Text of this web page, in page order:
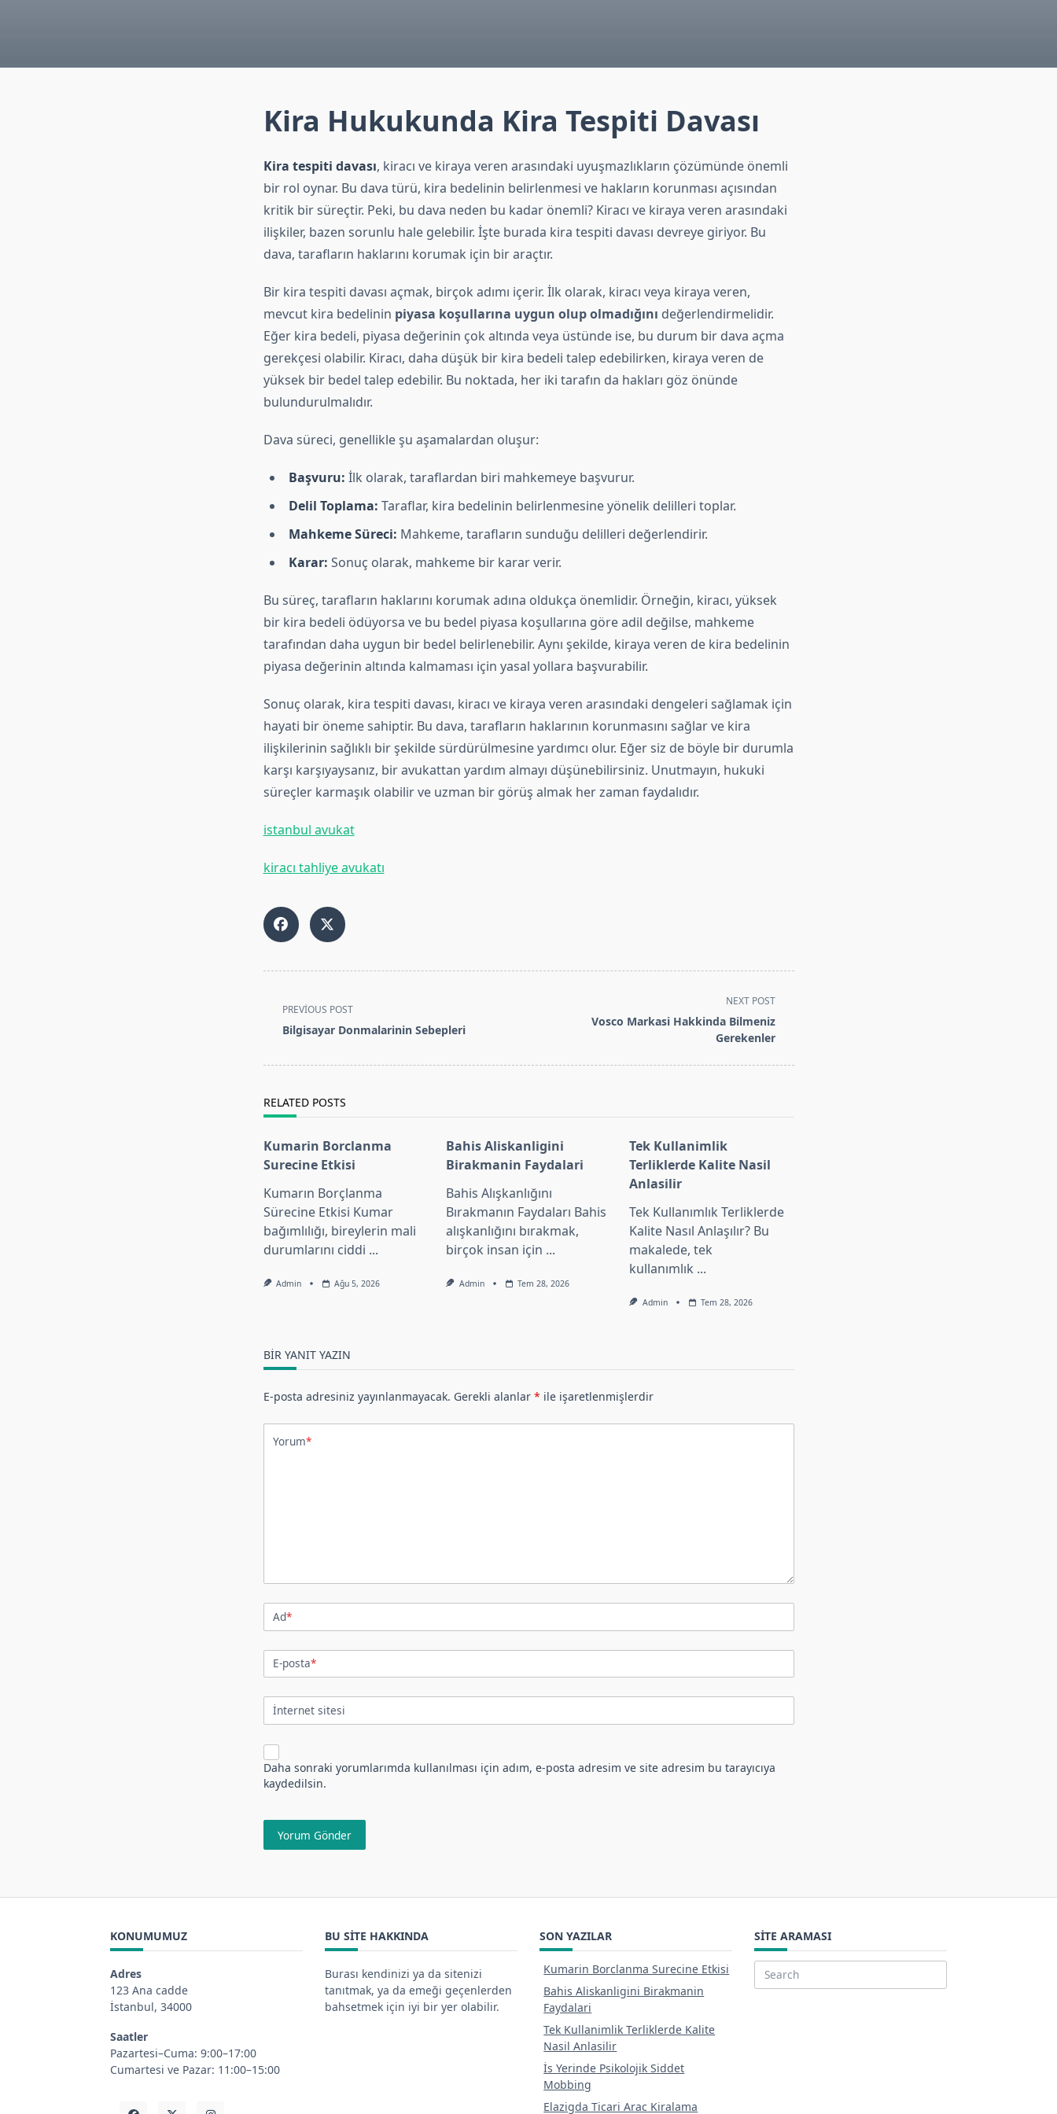
Kira Hukukunda Kira Tespiti Davası
Kira tespiti davası, kiracı ve kiraya veren arasındaki uyuşmazlıkların çözümünde önemli
bir rol oynar. Bu dava türü, kira bedelinin belirlenmesi ve hakların korunması açısından
kritik bir süreçtir. Peki, bu dava neden bu kadar önemli? Kiracı ve kiraya veren arasındaki
ilişkiler, bazen sorunlu hale gelebilir. İşte burada kira tespiti davası devreye giriyor. Bu
dava, tarafların haklarını korumak için bir araçtır.
Bir kira tespiti davası açmak, birçok adımı içerir. İlk olarak, kiracı veya kiraya veren,
mevcut kira bedelinin piyasa koşullarına uygun olup olmadığını değerlendirmelidir.
Eğer kira bedeli, piyasa değerinin çok altında veya üstünde ise, bu durum bir dava açma
gerekçesi olabilir. Kiracı, daha düşük bir kira bedeli talep edebilirken, kiraya veren de
yüksek bir bedel talep edebilir. Bu noktada, her iki tarafın da hakları göz önünde
bulundurulmalıdır.
Dava süreci, genellikle şu aşamalardan oluşur:
Başvuru: İlk olarak, taraflardan biri mahkemeye başvurur.
Delil Toplama: Taraflar, kira bedelinin belirlenmesine yönelik delilleri toplar.
Mahkeme Süreci: Mahkeme, tarafların sunduğu delilleri değerlendirir.
Karar: Sonuç olarak, mahkeme bir karar verir.
Bu süreç, tarafların haklarını korumak adına oldukça önemlidir. Örneğin, kiracı, yüksek
bir kira bedeli ödüyorsa ve bu bedel piyasa koşullarına göre adil değilse, mahkeme
tarafından daha uygun bir bedel belirlenebilir. Aynı şekilde, kiraya veren de kira bedelinin
piyasa değerinin altında kalmaması için yasal yollara başvurabilir.
Sonuç olarak, kira tespiti davası, kiracı ve kiraya veren arasındaki dengeleri sağlamak için
hayati bir öneme sahiptir. Bu dava, tarafların haklarının korunmasını sağlar ve kira
ilişkilerinin sağlıklı bir şekilde sürdürülmesine yardımcı olur. Eğer siz de böyle bir durumla
karşı karşıyaysanız, bir avukattan yardım almayı düşünebilirsiniz. Unutmayın, hukuki
süreçler karmaşık olabilir ve uzman bir görüş almak her zaman faydalıdır.
istanbul avukat
kiracı tahliye avukatı
class="nav-
subtitle
PREVIOUS POST
Bilgisayar Donmalarinin Sebepleri
NEXT POST
Vosco Markasi Hakkinda Bilmeniz
Gerekenler
RELATED POSTS
Kumarin Borclanma
Surecine Etkisi
Kumarın Borçlanma
Sürecine Etkisi Kumar
bağımlılığı, bireylerin mali
durumlarını ciddi ...
Admin Ağu 5, 2026
Bahis Aliskanligini
Birakmanin Faydalari
Bahis Alışkanlığını
Bırakmanın Faydaları Bahis
alışkanlığını bırakmak,
birçok insan için ...
Admin Tem 28, 2026
Tek Kullanimlik
Terliklerde Kalite Nasil
Anlasilir
Tek Kullanımlık Terliklerde
Kalite Nasıl Anlaşılır? Bu
makalede, tek
kullanımlık ...
Admin Tem 28, 2026
BIR YANIT YAZIN
E-posta adresiniz yayınlanmayacak. Gerekli alanlar * ile işaretlenmişlerdir
Yorum*
Ad*
E-posta*
İnternet sitesi
Daha sonraki yorumlarımda kullanılması için adım, e-posta adresim ve site adresim bu tarayıcıya
kaydedilsin.
KONUMUMUZ
Adres
123 Ana cadde
İstanbul, 34000
Saatler
Pazartesi–Cuma: 9:00–17:00
Cumartesi ve Pazar: 11:00–15:00
BU SITE HAKKINDA
Burası kendinizi ya da sitenizi
tanıtmak, ya da emeği geçenlerden
bahsetmek için iyi bir yer olabilir.
SON YAZILAR
Kumarin Borclanma Surecine Etkisi
Bahis Aliskanligini Birakmanin
Faydalari
Tek Kullanimlik Terliklerde Kalite
Nasil Anlasilir
İs Yerinde Psikolojik Siddet
Mobbing
Elazigda Ticari Arac Kiralama
SITE ARAMASI
Search